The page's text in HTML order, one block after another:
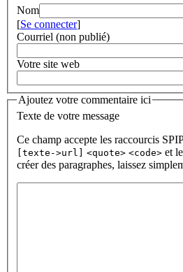
Nom
[Se connecter]
Courriel (non publié)
Votre site web
Ajoutez votre commentaire ici
Texte de votre message
Ce champ accepte les raccourcis
[texte->url]
<quote> <code> et
créer des paragraphes, laissez